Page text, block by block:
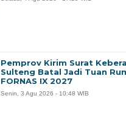
Pemprov Kirim Surat
Sulteng Batal Jadi Tuan
FORNAS IX 2027
Senin, 3 Agu 2026 - 10:48 WIB